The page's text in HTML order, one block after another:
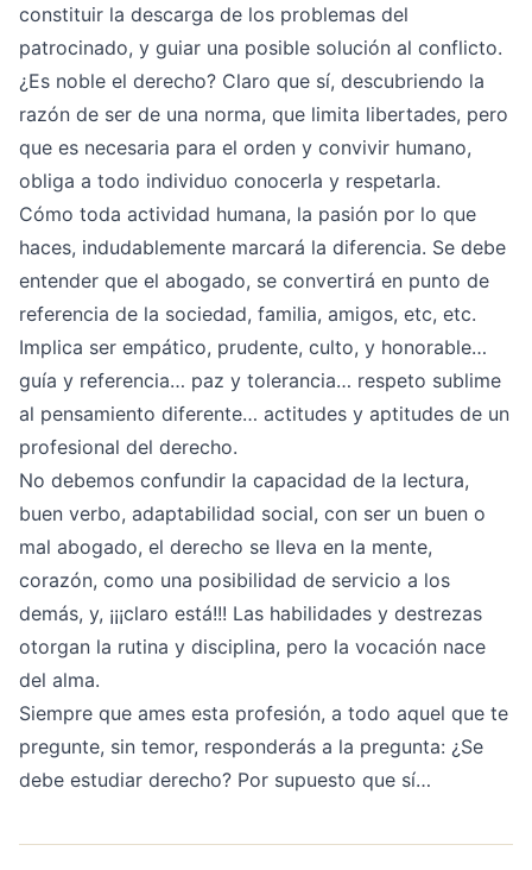
constituir la descarga de los problemas del
patrocinado, y guiar una posible solución al conflicto.
¿Es noble el derecho? Claro que sí, descubriendo la
razón de ser de una norma, que limita libertades, pero
que es necesaria para el orden y convivir humano,
obliga a todo individuo conocerla y respetarla.
Cómo toda actividad humana, la pasión por lo que
haces, indudablemente marcará la diferencia. Se debe
entender que el abogado, se convertirá en punto de
referencia de la sociedad, familia, amigos, etc, etc.
Implica ser empático, prudente, culto, y honorable…
guía y referencia… paz y tolerancia… respeto sublime
al pensamiento diferente… actitudes y aptitudes de un
profesional del derecho.
No debemos confundir la capacidad de la lectura,
buen verbo, adaptabilidad social, con ser un buen o
mal abogado, el derecho se lleva en la mente,
corazón, como una posibilidad de servicio a los
demás, y, ¡¡¡claro está!!! Las habilidades y destrezas
otorgan la rutina y disciplina, pero la vocación nace
del alma.
Siempre que ames esta profesión, a todo aquel que te
pregunte, sin temor, responderás a la pregunta: ¿Se
debe estudiar derecho? Por supuesto que sí…